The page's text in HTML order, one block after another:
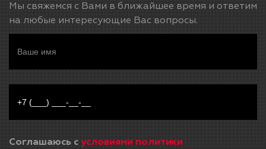
Мы свяжемся с Вами в ближайшее время и ответим
на любые интересующие Вас вопросы.
Соглашаюсь с условиями политики